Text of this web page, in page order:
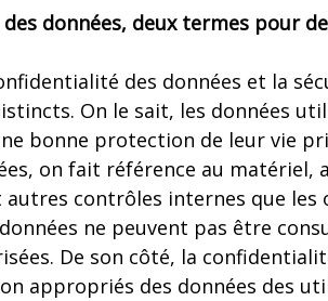
données, deux termes pour
des données et la
On le sait, les données
bonne protection de leur vie
on fait référence au matériel,
contrôles internes que les
ne peuvent pas être
De son côté, la
appropriés des données des